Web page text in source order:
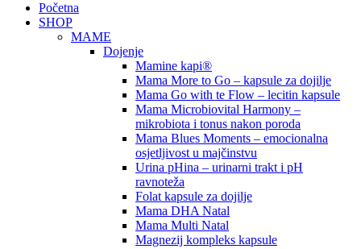
Početna
SHOP
MAME
Dojenje
Mamine kapi®
Mama More to Go – kapsule za dojilje
Mama Go with te Flow – lecitin kapsule
Mama Microbiovital Harmony –
mikrobiota i tonus nakon poroda
Mama Blues Moments – emocionalna
osjetljivost u majčinstvu
Urina pHina – urinarni trakt i pH
ravnoteža
Folat kapsule za dojilje
Mama DHA Natal
Mama Multi Natal
Magnezij kompleks kapsule